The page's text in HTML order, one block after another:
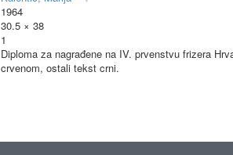
1964
30.5 × 38
1
Diploma za nagrađene na IV. prvenstvu frizera
crvenom, ostali tekst crni.